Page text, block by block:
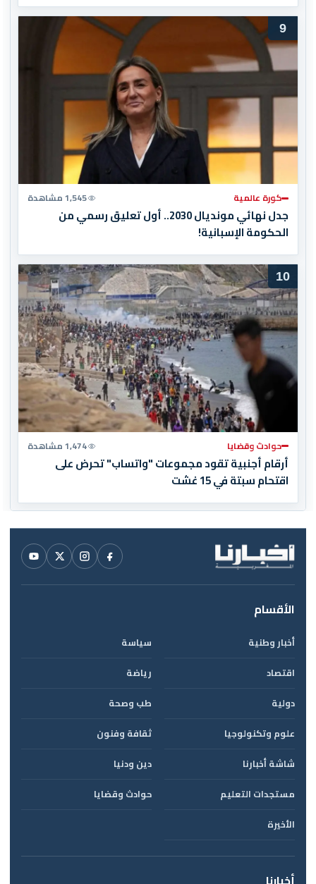
9
كورة عالمية 1,545 مشاهدة
جدل نهائي مونديال 2030.. أول تعليق رسمي من
الحكومة الإسبانية!
10
حوادث وقضايا 1,474 مشاهدة
أرقام أجنبية تقود مجموعات "واتساب" تحرض على
اقتحام سبتة في 15 غشت
الأقسام
أخبار وطنية
سياسة
اقتصاد
رياضة
دولية
طب وصحة
علوم وتكنولوجيا
ثقافة وفنون
شاشة أخبارنا
دين ودنيا
مستجدات التعليم
حوادث وقضايا
الأخيرة